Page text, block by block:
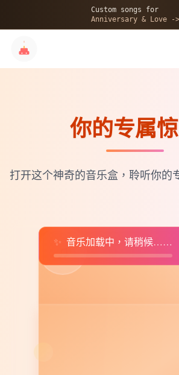
Custom songs for
Anniversary & Love ->
💝
你的专属
打开这个神奇的音乐盒，聆听你的
♫
✨ 音乐加载中，请稍候……